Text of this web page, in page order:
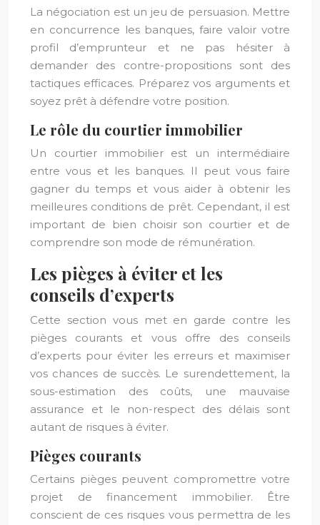
La négociation est un jeu de persuasion. Mettre
en concurrence les banques, faire valoir votre
profil d’emprunteur et ne pas hésiter à
demander des contre-propositions sont des
tactiques efficaces. Préparez vos arguments et
soyez prêt à défendre votre position.
Le rôle du courtier immobilier
Un courtier immobilier est un intermédiaire
entre vous et les banques. Il peut vous faire
gagner du temps et vous aider à obtenir les
meilleures conditions de prêt. Cependant, il est
important de bien choisir son courtier et de
comprendre son mode de rémunération.
Les pièges à éviter et les
conseils d’experts
Cette section vous met en garde contre les
pièges courants et vous offre des conseils
d’experts pour éviter les erreurs et maximiser
vos chances de succès. Le surendettement, la
sous-estimation des coûts, une mauvaise
assurance et le non-respect des délais sont
autant de risques à éviter.
Pièges courants
Certains pièges peuvent compromettre votre
projet de financement immobilier. Être
conscient de ces risques vous permettra de les